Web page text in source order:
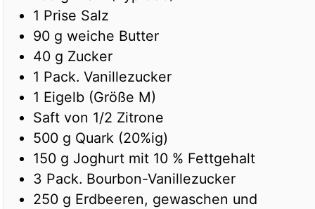
1 Prise Salz
90 g weiche Butter
40 g Zucker
1 Pack. Vanillezucker
1 Eigelb (Größe M)
Saft von 1/2 Zitrone
500 g Quark (20%ig)
150 g Joghurt mit 10 % Fettgehalt
3 Pack. Bourbon-Vanillezucker
250 g Erdbeeren, gewaschen und